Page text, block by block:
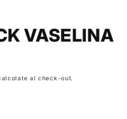
VASELINA
al check-out.